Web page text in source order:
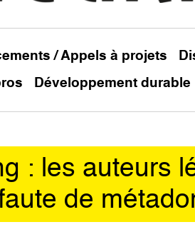
/ Appels à projets
Développement durable
: les auteurs
de